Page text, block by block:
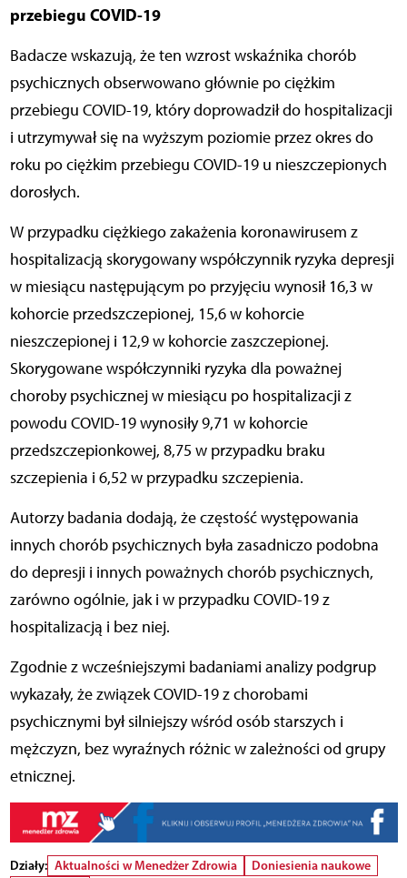
przebiegu COVID-19
Badacze wskazują, że ten wzrost wskaźnika chorób
psychicznych obserwowano głównie po ciężkim
przebiegu COVID-19, który doprowadził do hospitalizacji
i utrzymywał się na wyższym poziomie przez okres do
roku po ciężkim przebiegu COVID-19 u nieszczepionych
dorosłych.
W przypadku ciężkiego zakażenia koronawirusem z
hospitalizacją skorygowany współczynnik ryzyka depresji
w miesiącu następującym po przyjęciu wynosił 16,3 w
kohorcie przedszczepionej, 15,6 w kohorcie
nieszczepionej i 12,9 w kohorcie zaszczepionej.
Skorygowane współczynniki ryzyka dla poważnej
choroby psychicznej w miesiącu po hospitalizacji z
powodu COVID-19 wynosiły 9,71 w kohorcie
przedszczepionkowej, 8,75 w przypadku braku
szczepienia i 6,52 w przypadku szczepienia.
Autorzy badania dodają, że częstość występowania
innych chorób psychicznych była zasadniczo podobna
do depresji i innych poważnych chorób psychicznych,
zarówno ogólnie, jak i w przypadku COVID-19 z
hospitalizacją i bez niej.
Zgodnie z wcześniejszymi badaniami analizy podgrup
wykazały, że związek COVID-19 z chorobami
psychicznymi był silniejszy wśród osób starszych i
mężczyzn, bez wyraźnych różnic w zależności od grupy
etnicznej.
Działy: Aktualności w Menedżer Zdrowia
Doniesienia naukowe